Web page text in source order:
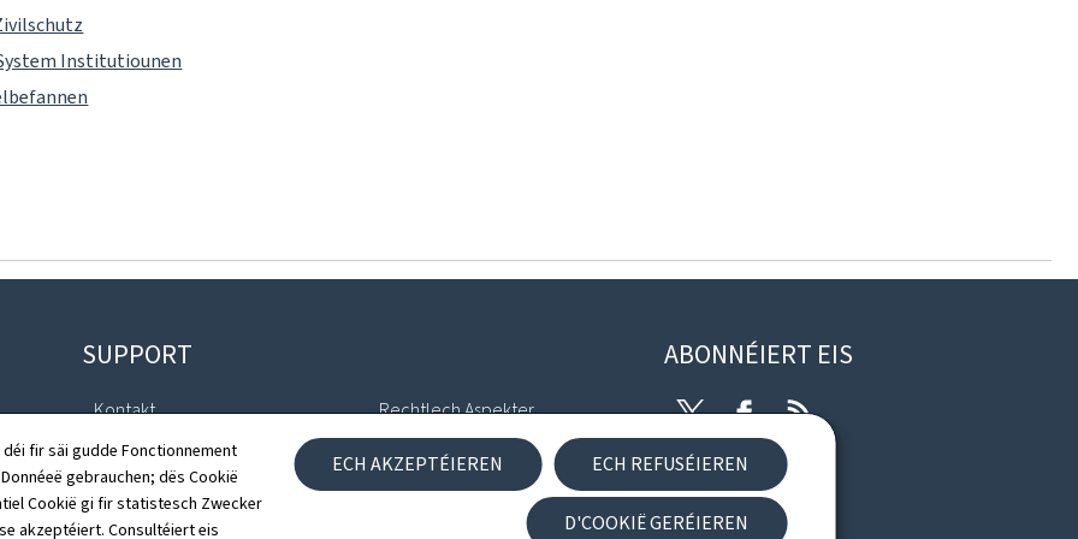
fir säi gudde Fonctionnement
gebrauchen; dës Cookië
Cookië gi fir statistesch Zwecker
akzeptéiert. Consultéiert eis
ECH AKZEPTÉIEREN ECH REFUSÉIEREN
D'COOKIË GERÉIEREN
Institutiounen
SUPPORT
Kontakt
Sitemap
Iwwert dës Websäit
Rechtlech Aspekter
Accessibilitéitserklärung
Gestioun vu Cookien
ABONNÉIERT EIS
TwitterFacebook
RSS
Newsletter